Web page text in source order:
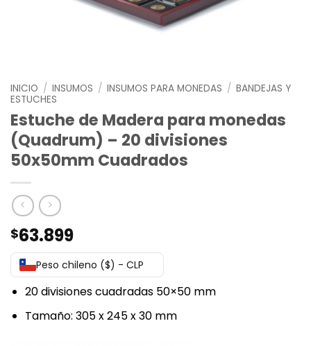
INICIO / INSUMOS / INSUMOS PARA MONEDAS / BANDEJAS Y
ESTUCHES
Estuche de Madera para monedas
(Quadrum) – 20 divisiones
50x50mm Cuadrados
$63.899
Peso chileno ($) - CLP
20 divisiones cuadradas 50×50 mm
Tamaño: 305 x 245 x 30 mm